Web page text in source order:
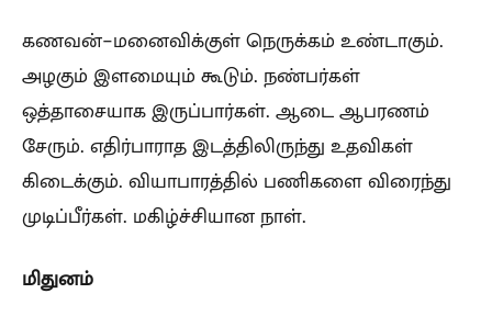
கணவன்-மனைவிக்குள் நெருக்கம் உண்டாகும்.
அழகும் இளமையும் கூடும். நண்பர்கள்
ஒத்தாசையாக இருப்பார்கள். ஆடை ஆபரணம்
சேரும். எதிர்பாராத இடத்திலிருந்து உதவிகள்
கிடைக்கும். வியாபாரத்தில் பணிகளை விரைந்து
முடிப்பீர்கள். மகிழ்ச்சியான நாள்.
மிதுனம்